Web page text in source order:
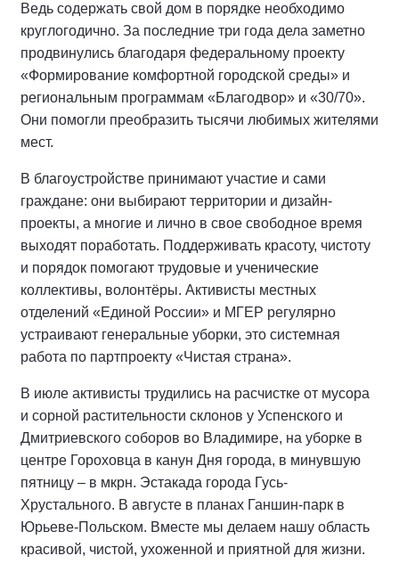
Ведь содержать свой дом в порядке необходимо
круглогодично. За последние три года дела заметно
продвинулись благодаря федеральному проекту
«Формирование комфортной городской среды» и
региональным программам «Благодвор» и «30/70».
Они помогли преобразить тысячи любимых жителями
мест.
В благоустройстве принимают участие и сами
граждане: они выбирают территории и дизайн-
проекты, а многие и лично в свое свободное время
выходят поработать. Поддерживать красоту, чистоту
и порядок помогают трудовые и ученические
коллективы, волонтёры. Активисты местных
отделений «Единой России» и МГЕР регулярно
устраивают генеральные уборки, это системная
работа по партпроекту «Чистая страна».
В июле активисты трудились на расчистке от мусора
и сорной растительности склонов у Успенского и
Дмитриевского соборов во Владимире, на уборке в
центре Гороховца в канун Дня города, в минувшую
пятницу – в мкрн. Эстакада города Гусь-
Хрустального. В августе в планах Ганшин-парк в
Юрьеве-Польском. Вместе мы делаем нашу область
красивой, чистой, ухоженной и приятной для жизни.